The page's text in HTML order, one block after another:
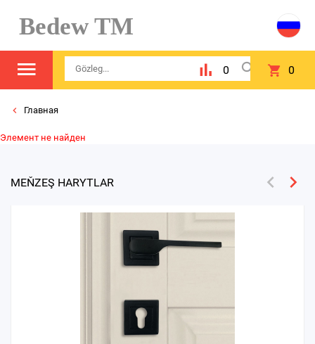
Bedew TM
0 0
Главная
Элемент не найден
MEŇZEŞ HARYTLAR